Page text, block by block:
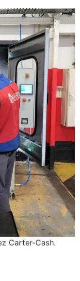
Carter-Cash.